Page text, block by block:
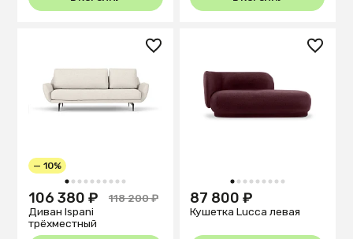
1 2 3 4 5 6 7 8 9 10
— 10%
106 380 ₽
118 200 ₽
Диван Ispani
трёхместный
1 2 3 4 5 6 7 8 9
87 800 ₽
Кушетка Lucca левая